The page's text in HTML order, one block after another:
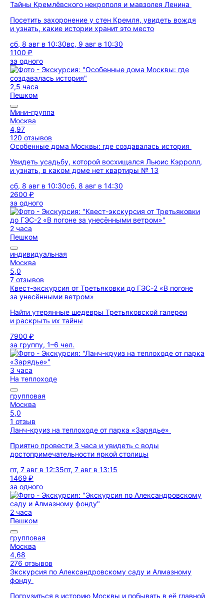
Тайны Кремлёвского некрополя и мавзолея Ленина
Посетить захоронение у стен Кремля, увидеть вождя
и узнать, какие истории хранит это место
сб, 8 авг в 10:30вс, 9 авг в 10:30
1100 ₽
за одного
2,5 часа
Пешком
Мини-группа
Москва
4,97
120 отзывов
Особенные дома Москвы: где создавалась история
Увидеть усадьбу, которой восхищался Льюис Кэрролл,
и узнать, в каком доме нет квартиры № 13
сб, 8 авг в 10:30сб, 8 авг в 14:30
2600 ₽
за одного
2 часа
Пешком
индивидуальная
Москва
5,0
7 отзывов
Квест-экскурсия от Третьяковки до ГЭС-2 «В погоне
за унесёнными ветром»
Найти утерянные шедевры Третьяковской галереи
и раскрыть их тайны
7900 ₽
за группу, 1–6 чел.
3 часа
На теплоходе
групповая
Москва
5,0
1 отзыв
Ланч-круиз на теплоходе от парка «Зарядье»
Приятно провести 3 часа и увидеть с воды
достопримечательности яркой столицы
пт, 7 авг в 12:35пт, 7 авг в 13:15
1469 ₽
за одного
2 часа
Пешком
групповая
Москва
4,68
276 отзывов
Экскурсия по Александровскому саду и Алмазному
фонду
Погрузиться в историю Москвы и побывать в её главной